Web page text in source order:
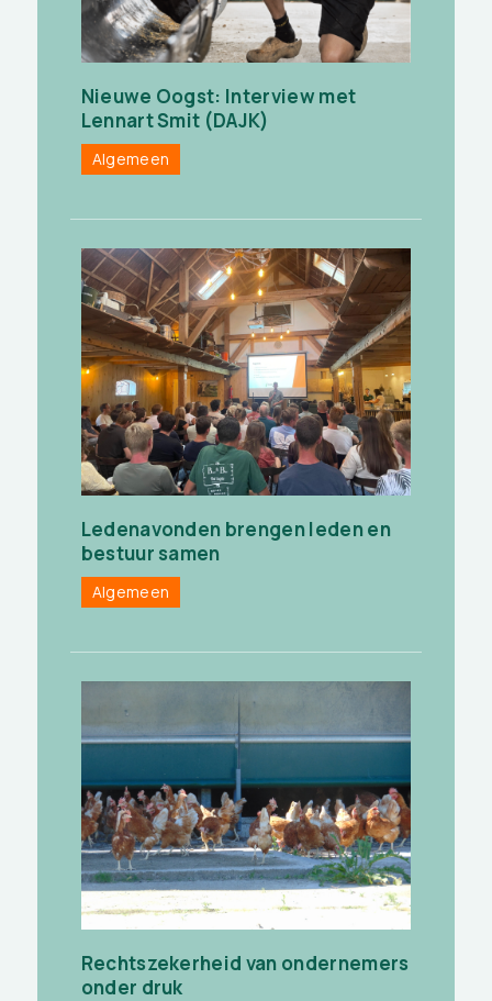
Nieuwe Oogst: Interview met
Lennart Smit (DAJK)
Algemeen
Ledenavonden brengen leden en
bestuur samen
Algemeen
Rechtszekerheid van ondernemers
onder druk